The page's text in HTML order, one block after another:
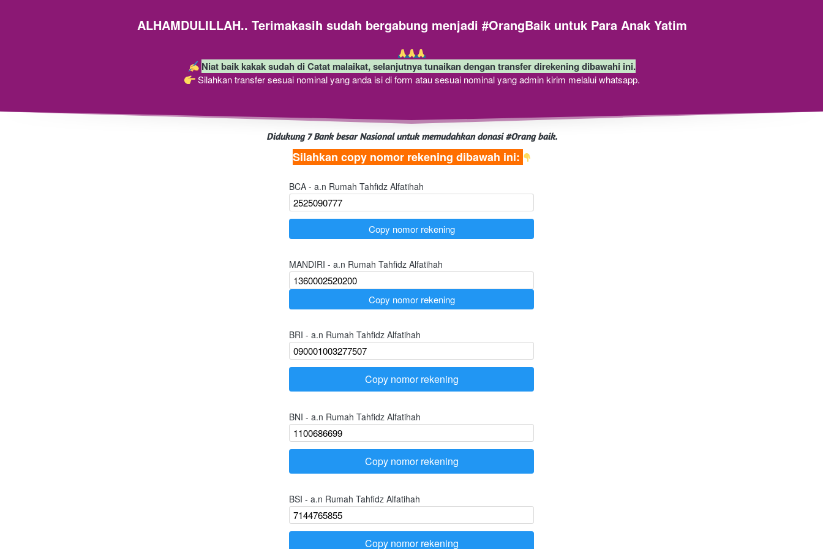
ALHAMDULILLAH.. Terimakasih sudah bergabung menjadi #OrangBaik untuk Para Anak Yatim
Niat baik kakak sudah di Catat malaikat, selanjutnya tunaikan dengan transfer direkening dibawahi ini.
Silahkan transfer sesuai nominal yang anda isi di form atau sesuai nominal yang admin kirim melalui whatsapp.
Didukung 7 Bank besar Nasional untuk memudahkan donasi #Orang baik.
Silahkan copy nomor rekening dibawah ini:
BCA - a.n Rumah Tahfidz Alfatihah
`
Copy nomor rekening
MANDIRI - a.n Rumah Tahfidz Alfatihah
`
Copy nomor rekening
BRI - a.n Rumah Tahfidz Alfatihah
`
Copy nomor rekening
BNI - a.n Rumah Tahfidz Alfatihah
`
Copy nomor rekening
BSI - a.n Rumah Tahfidz Alfatihah
`
Copy nomor rekening